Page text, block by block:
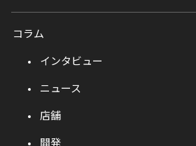
コラム
インタビュー
ニュース
店舗
開発